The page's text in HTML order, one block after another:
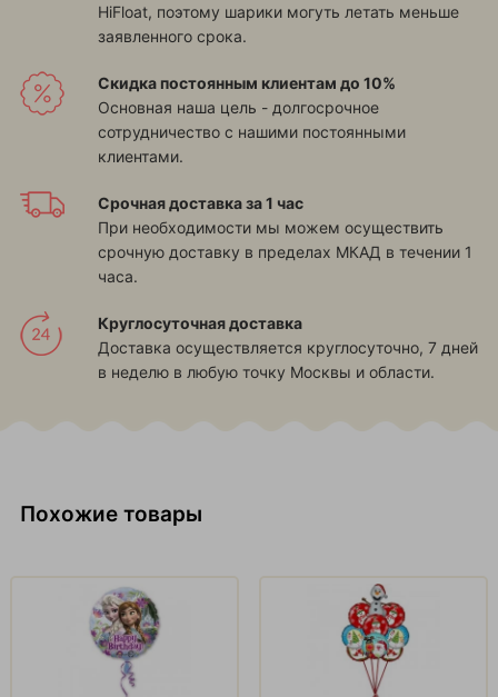
HiFloat, поэтому шарики могуть летать меньше
заявленного срока.
Скидка постоянным клиентам до 10%
Основная наша цель - долгосрочное
сотрудничество с нашими постоянными
клиентами.
Срочная доставка за 1 час
При необходимости мы можем осуществить
срочную доставку в пределах МКАД в течении 1
часа.
Круглосуточная доставка
Доставка осуществляется круглосуточно, 7 дней
в неделю в любую точку Москвы и области.
Похожие товары